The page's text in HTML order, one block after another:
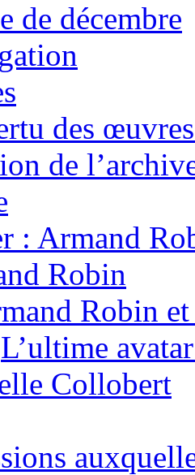
de décembre
des
de
: Armand
Robin
Robin
L’ultime
Collobert